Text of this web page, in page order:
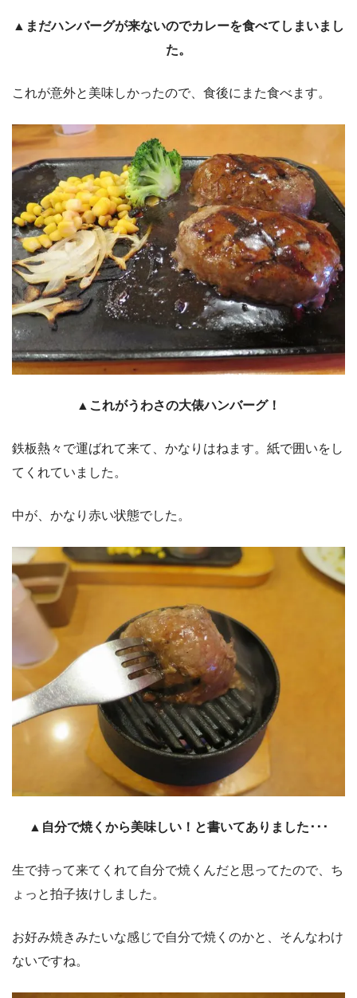
▲まだハンバーグが来ないのでカレーを食べてしまいまし
た。
これが意外と美味しかったので、食後にまた食べます。
▲これがうわさの大俵ハンバーグ！
鉄板熱々で運ばれて来て、かなりはねます。紙で囲いをし
てくれていました。
中が、かなり赤い状態でした。
▲自分で焼くから美味しい！と書いてありました･･･
生で持って来てくれて自分で焼くんだと思ってたので、ち
ょっと拍子抜けしました。
お好み焼きみたいな感じで自分で焼くのかと、そんなわけ
ないですね。